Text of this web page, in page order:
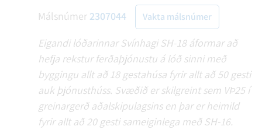
Málsnúmer 2307044 Vakta málsnúmer
Eigandi lóðarinnar Svínhagi SH-18 áformar að
hefja rekstur ferðaþjónustu á lóð sinni með
byggingu allt að 18 gestahúsa fyrir allt að 50 gesti
auk þjónusthúss. Svæðið er skilgreint sem VÞ25 í
greinargerð aðalskipulagsins en þar er heimild
fyrir allt að 20 gesti sameiginlega með SH-16.